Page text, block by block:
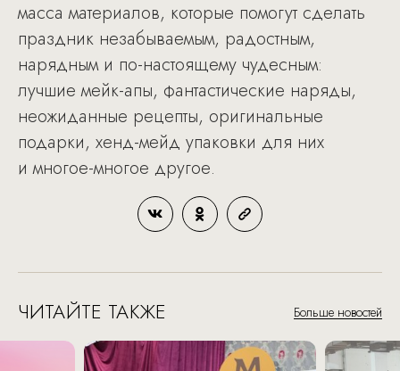
масса материалов, которые помогут сделать
праздник незабываемым, радостным,
нарядным и по-настоящему чудесным:
лучшие мейк-апы, фантастические наряды,
неожиданные рецепты, оригинальные
подарки, хенд-мейд упаковки для них
и многое-многое другое.
ЧИТАЙТЕ ТАКЖЕ Больше новостей